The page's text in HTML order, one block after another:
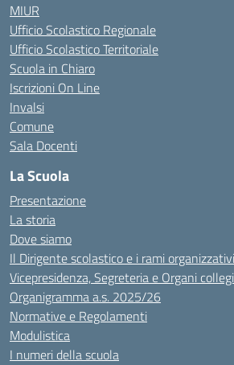
MIUR
Ufficio Scolastico Regionale
Ufficio Scolastico Territoriale
Scuola in Chiaro
Iscrizioni On Line
Invalsi
Comune
Sala Docenti
La Scuola
Presentazione
La storia
Dove siamo
Il Dirigente scolastico e i rami
Vicepresidenza, Segreteria e Organi
Organigramma a.s. 2025/26
Normative e Regolamenti
Modulistica
I numeri della scuola